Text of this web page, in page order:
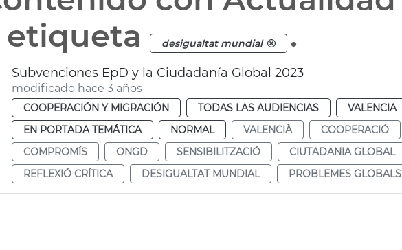
etiqueta desigualtat mundial .
Subvenciones EpD y la Ciudadanía Global 2023
modificado hace 3 años
COOPERACIÓN Y MIGRACIÓN TODAS LAS AUDIENCIAS VALENCIA
EN PORTADA TEMÁTICA
NORMAL VALENCIÀ COOPERACIÓ
COMPROMÍS
ONGD SENSIBILITZACIÓ CIUTADANIA GLOBAL
REFLEXIÓ CRÍTICA
DESIGUALTAT MUNDIAL PROBLEMES GLOBALS